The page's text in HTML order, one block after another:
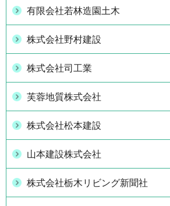
有限会社若林造園土木
株式会社野村建設
株式会社司工業
芙蓉地質株式会社
株式会社松本建設
山本建設株式会社
株式会社栃木リビング新聞社